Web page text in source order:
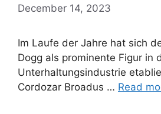
December 14, 2023
Im Laufe der Jahre hat sich
Dogg als prominente Figur in
Unterhaltungsindustrie
Cordozar Broadus … Read